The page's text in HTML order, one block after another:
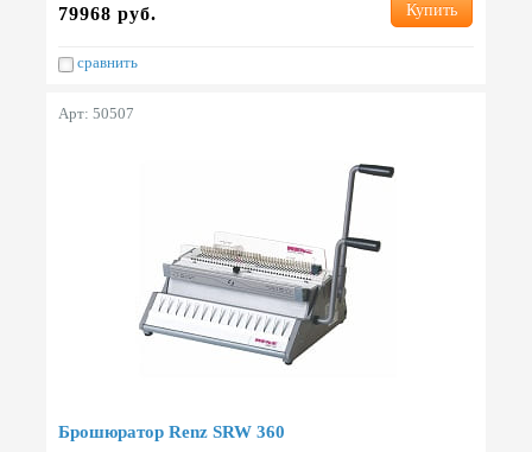
79968 руб. Купить
сравнить
Арт: 50507
Брошюратор Renz SRW 360